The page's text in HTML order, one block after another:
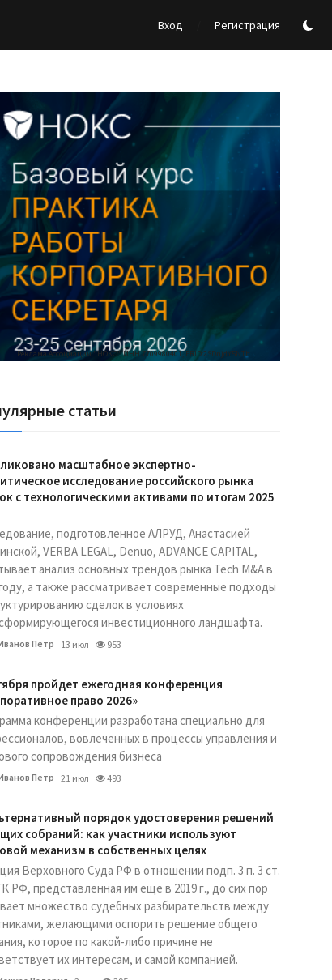
Вход Регистрация
Реклама Ассоциации "НОКС", ИНН 7709980401, ERID:2SDnjdY5NTb
статьи
масштабное экспертно-
исследование российского рынка
с технологическими активами по итогам 2025
подготовленное АЛРУД, Анастасией
VERBA LEGAL, Denuo, ADVANCE CAPITAL,
анализ основных трендов рынка Tech M&A в
а также рассматривает современные подходы
сделок в условиях
инвестиционного ландшафта.
Петр 13 июл 953
пройдет ежегодная конференция
право 2026»
конференции разработана специально для
вовлеченных в процессы управления и
сопровождения бизнеса
Петр 21 июл 493
порядок удостоверения решений
собраний: как участники используют
механизм в собственных целях
Верховного Суда РФ в отношении подп. 3 п. 3 ст.
РФ, представленная им еще в 2019 г., до сих пор
множество судебных разбирательств между
желающими оспорить решение общего
которое по какой-либо причине не
их интересам, и самой компанией.